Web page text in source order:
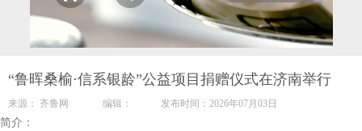
“鲁晖桑榆·信系银龄”公益项目捐赠仪式在济南举行
来源： 齐鲁网 编辑： 发布时间：2026年07月03日
简介：